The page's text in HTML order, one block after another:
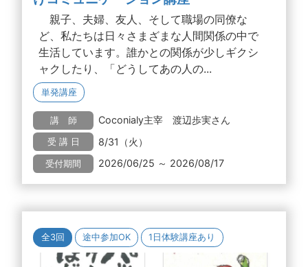
親子、夫婦、友人、そして職場の同僚な
ど、私たちは日々さまざまな人間関係の中で
生活しています。誰かとの関係が少しギクシ
ャクしたり、「どうしてあの人の...
単発講座
講 師 Coconialy主宰 渡辺歩実さん
受 講 日 8/31（火）
受付期間 2026/06/25 ～ 2026/08/17
全3回 途中参加OK 1日体験講座あり